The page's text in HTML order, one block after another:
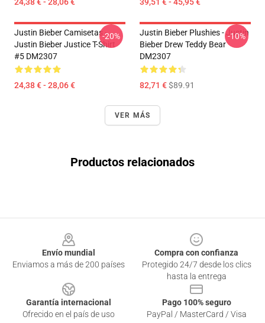
Justin Bieber Camisetas -
Justin Bieber Justice T-Shirt
#5 DM2307
24,38 € - 28,06 €
-20%
Justin Bieber Plushies - Justin
Bieber Drew Teddy Bear
DM2307
82,71 €$89.91
-10%
VER MÁS
Productos relacionados
Envío mundial
Enviamos a más de 200 países
Compra con confianza
Protegido 24/7 desde los clics
hasta la entrega
Garantía internacional
Ofrecido en el país de uso
Pago 100% seguro
PayPal / MasterCard / Visa